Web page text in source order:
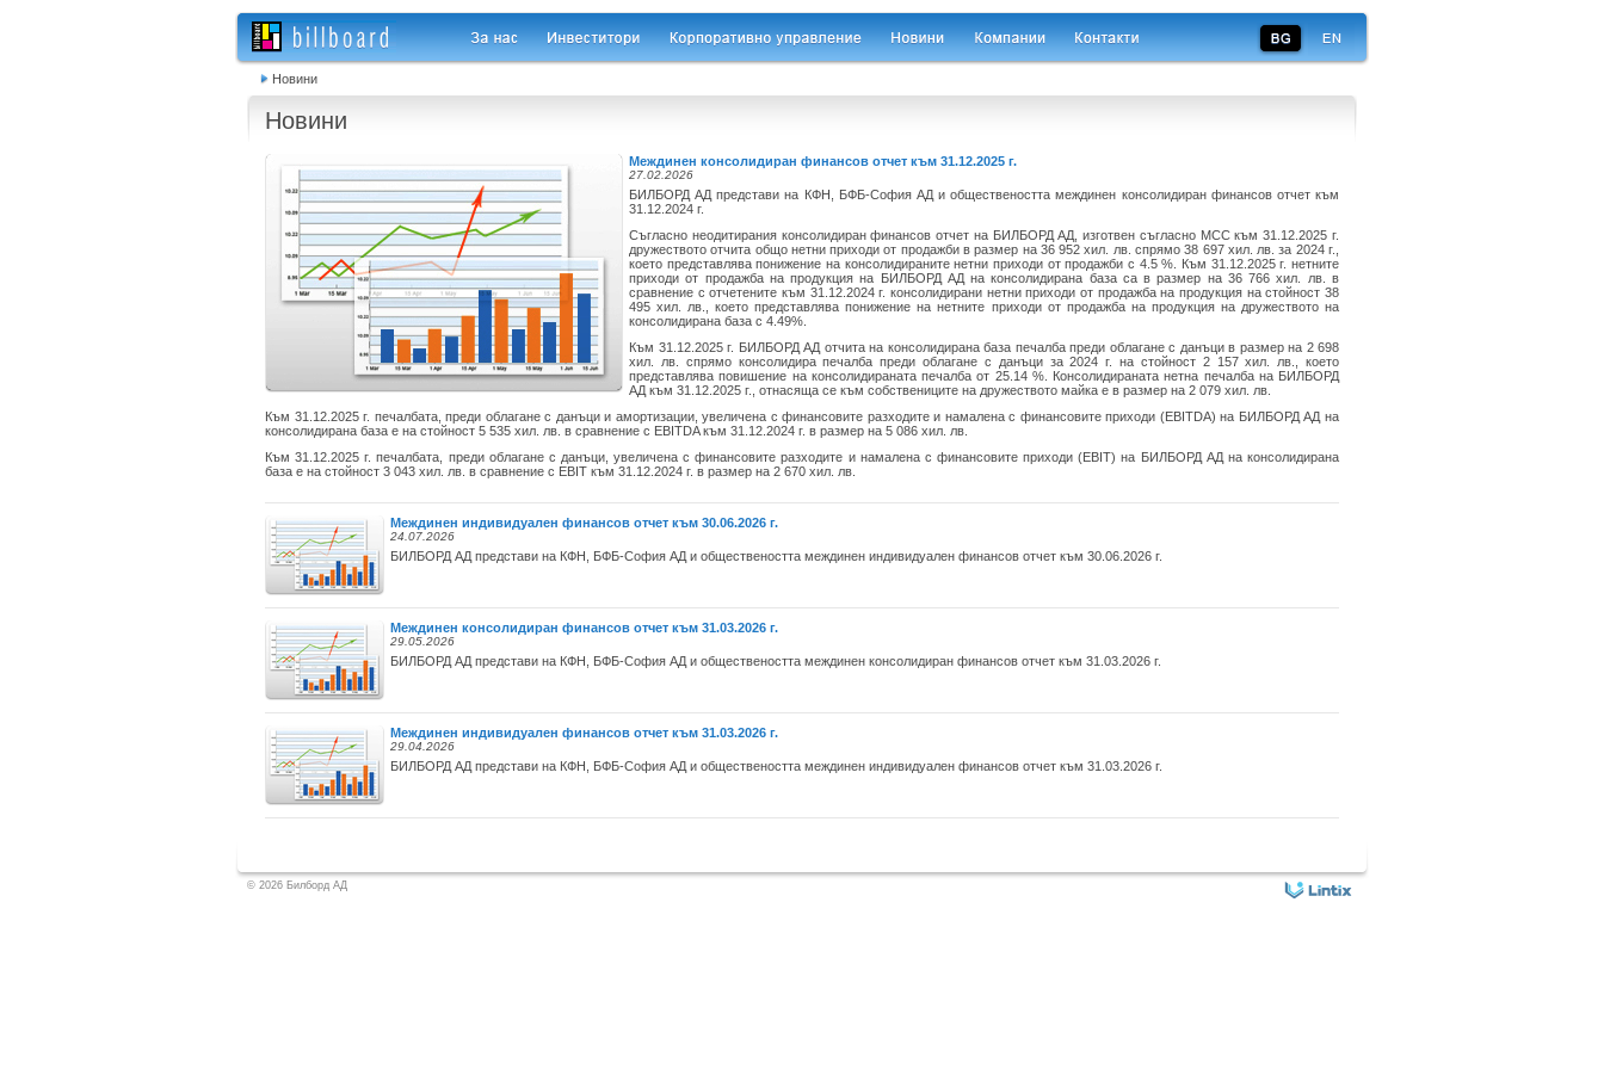
Новини
Новини
Междинен консолидиран финансов отчет към 31.12.2025 г.
27.02.2026
БИЛБОРД АД представи на КФН, БФБ-София АД и обществеността междинен консолидиран финансов отчет към
31.12.2024 г.
Съгласно неодитирания консолидиран финансов отчет на БИЛБОРД АД, изготвен съгласно МСС към 31.12.2025 г.
дружеството отчита общо нетни приходи от продажби в размер на 36 952 хил. лв. спрямо 38 697 хил. лв. за 2024 г.,
което представлява понижение на консолидираните нетни приходи от продажби с 4.5 %. Към 31.12.2025 г. нетните
приходи от продажба на продукция на БИЛБОРД АД на консолидирана база са в размер на 36 766 хил. лв. в
сравнение с отчетените към 31.12.2024 г. консолидирани нетни приходи от продажба на продукция на стойност 38
495 хил. лв., което представлява понижение на нетните приходи от продажба на продукция на дружеството на
консолидирана база с 4.49%.
Към 31.12.2025 г. БИЛБОРД АД отчита на консолидирана база печалба преди облагане с данъци в размер на 2 698
хил. лв. спрямо консолидира печалба преди облагане с данъци за 2024 г. на стойност 2 157 хил. лв., което
представлява повишение на консолидираната печалба от 25.14 %. Консолидираната нетна печалба на БИЛБОРД
АД към 31.12.2025 г., отнасяща се към собствениците на дружеството майка е в размер на 2 079 хил. лв.
Към 31.12.2025 г. печалбата, преди облагане с данъци и амортизации, увеличена с финансовите разходите и намалена с финансовите приходи (EBITDA) на БИЛБОРД АД на
консолидирана база е на стойност 5 535 хил. лв. в сравнение с EBITDA към 31.12.2024 г. в размер на 5 086 хил. лв.
Към 31.12.2025 г. печалбата, преди облагане с данъци, увеличена с финансовите разходите и намалена с финансовите приходи (EBIT) на БИЛБОРД АД на консолидирана
база е на стойност 3 043 хил. лв. в сравнение с EBIT към 31.12.2024 г. в размер на 2 670 хил. лв.
Междинен индивидуален финансов отчет към 30.06.2026 г.
24.07.2026
БИЛБОРД АД представи на КФН, БФБ-София АД и обществеността междинен индивидуален финансов отчет към 30.06.2026 г.
Междинен консолидиран финансов отчет към 31.03.2026 г.
29.05.2026
БИЛБОРД АД представи на КФН, БФБ-София АД и обществеността междинен консолидиран финансов отчет към 31.03.2026 г.
Междинен индивидуален финансов отчет към 31.03.2026 г.
29.04.2026
БИЛБОРД АД представи на КФН, БФБ-София АД и обществеността междинен индивидуален финансов отчет към 31.03.2026 г.
© 2026 Билборд АД